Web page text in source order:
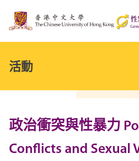
活動
政治衝突與性暴力
Conflicts and Sexual